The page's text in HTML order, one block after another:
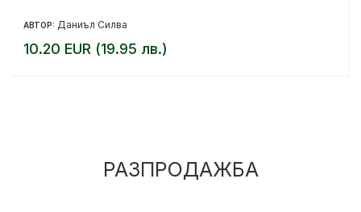
АВТОР: Даниъл Силва
10.20 EUR (19.95 лв.)
РАЗПРОДАЖБА